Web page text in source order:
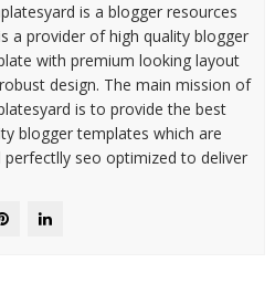
is a blogger resources
a provider of high quality blogger
with premium looking layout
design. The main mission of
is to provide the best
blogger templates which are
seo optimized to deliver